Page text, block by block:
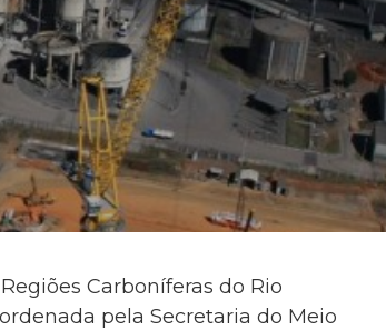
Carboníferas do Rio
pela Secretaria do Meio